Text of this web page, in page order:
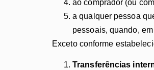
ao comprador (ou
a qualquer pessoa
pessoais, quando,
Exceto conforme
Transferências